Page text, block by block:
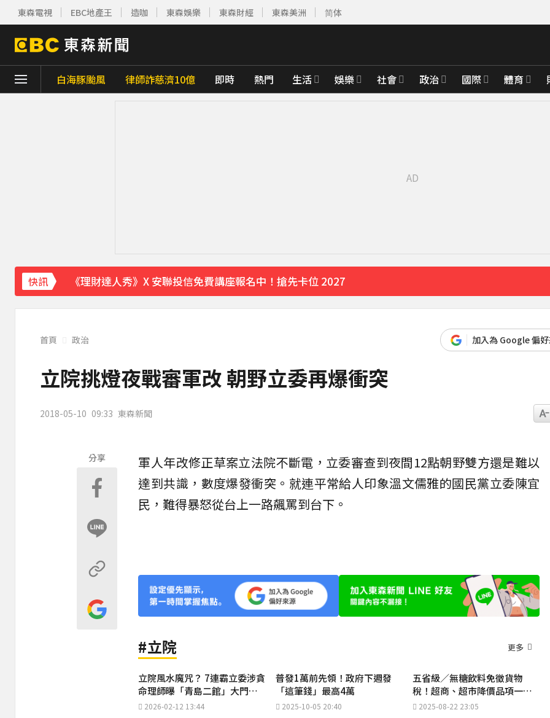
東森電視 EBC地產王 造咖 東森娛樂 東森財經 東森美洲 简体
白海豚颱風 律師詐慈濟10億 即時 熱門 生活 娛樂 社會 政治 國際 體育
快訊
《理財達人秀》X 安聯投信免費講座報名中！搶先卡位 2027
首頁 政治 加入為 Google 偏
立院挑燈夜戰審軍改 朝野立委再爆衝突
2018-05-10 09:33 東森新聞
分享 軍人年改修正草案立法院不斷電 ，立委審查到夜間12點朝野雙方還是難以
達到共識，數度爆發衝突。就連平常給人印象溫文儒雅的國民黨立委陳宜
民，難得暴怒從台上一路飆罵到台下。
#立院 更多
立院風水魔咒？ 7連霸立委涉貪
命理師曝「青島二館」大門沖
煞2026-02-12 13:44
普發1萬前先領！政府下週發
「這筆錢」最高4萬
2025-10-05 20:40
五省級／無糖飲料免徵貨物
稅！超商、超市降價品項一次
看2025-08-22 23:05